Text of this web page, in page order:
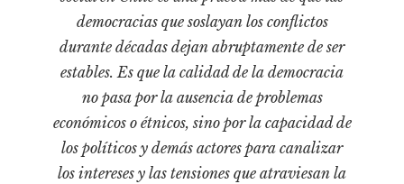
Libros usados
Literatura
Medioambiente
Narrativas visuales
Pensamiento
Pensamiento ilustrado
democracias que soslayan los conflictos
durante décadas dejan abruptamente de ser
estables. Es que la calidad de la democracia
no pasa por la ausencia de problemas
económicos o étnicos, sino por la capacidad de
los políticos y demás actores para canalizar
los intereses y las tensiones que atraviesan la